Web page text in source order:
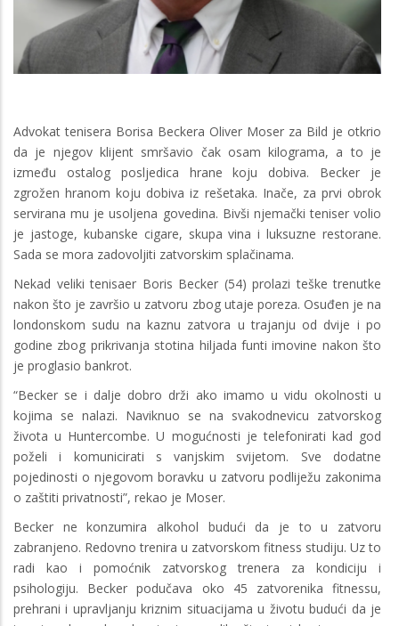
Advokat tenisera Borisa Beckera Oliver Moser za Bild je otkrio
da je njegov klijent smršavio čak osam kilograma, a to je
između ostalog posljedica hrane koju dobiva. Becker je
zgrožen hranom koju dobiva iz rešetaka. Inače, za prvi obrok
servirana mu je usoljena govedina. Bivši njemački teniser volio
je jastoge, kubanske cigare, skupa vina i luksuzne restorane.
Sada se mora zadovoljiti zatvorskim splačinama.
Nekad veliki tenisaer Boris Becker (54) prolazi teške trenutke
nakon što je završio u zatvoru zbog utaje poreza. Osuđen je na
londonskom sudu na kaznu zatvora u trajanju od dvije i po
godine zbog prikrivanja stotina hiljada funti imovine nakon što
je proglasio bankrot.
“Becker se i dalje dobro drži ako imamo u vidu okolnosti u
kojima se nalazi. Naviknuo se na svakodnevicu zatvorskog
života u Huntercombe. U mogućnosti je telefonirati kad god
poželi i komunicirati s vanjskim svijetom. Sve dodatne
pojedinosti o njegovom boravku u zatvoru podliježu zakonima
o zaštiti privatnosti”, rekao je Moser.
Becker ne konzumira alkohol budući da je to u zatvoru
zabranjeno. Redovno trenira u zatvorskom fitness studiju. Uz to
radi kao i pomoćnik zatvorskog trenera za kondiciju i
psihologiju. Becker podučava oko 45 zatvorenika fitnessu,
prehrani i upravljanju kriznim situacijama u životu budući da je